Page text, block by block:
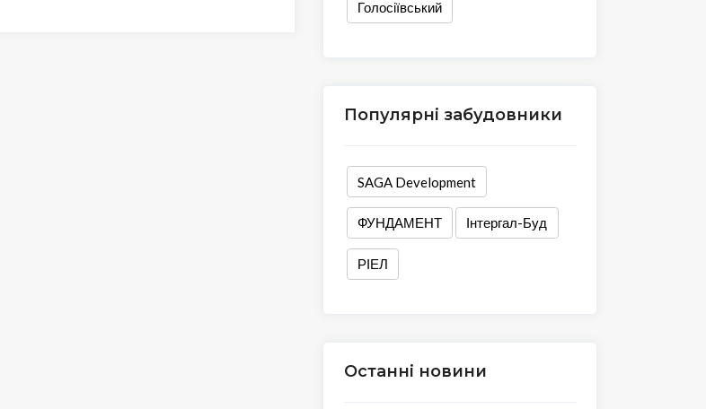
Голосіївський
Популярні забудовники
SAGA Development
ФУНДАМЕНТ Інтергал-Буд
РІЕЛ
Останні новини